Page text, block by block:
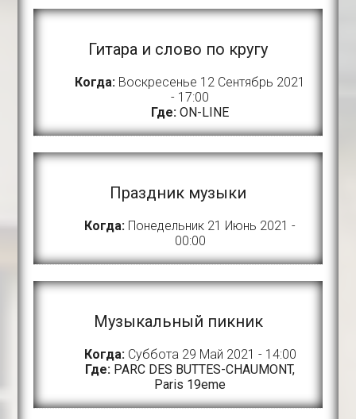
Гитара и слово по кругу
Когда: Воскресенье 12 Сентябрь 2021
- 17:00
Где: ON-LINE
Праздник музыки
Когда: Понедельник 21 Июнь 2021 -
00:00
Музыкальный пикник
Когда:Суббота 29 Май 2021 - 14:00
Где: PARC DES BUTTES-CHAUMONT,
Paris 19eme